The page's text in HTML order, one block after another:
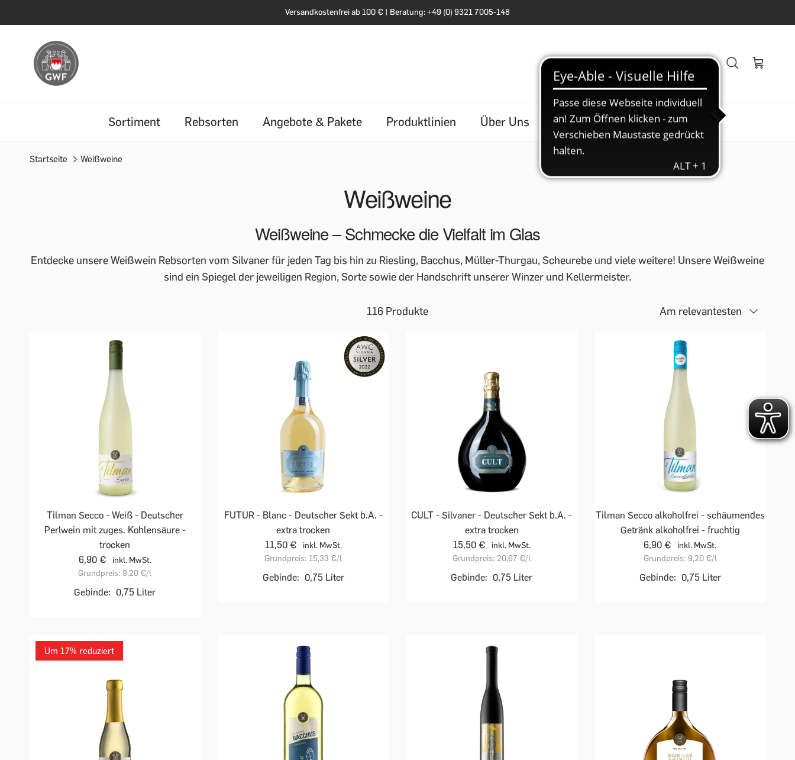
Versandkostenfrei ab 100 € | Beratung: +49 (0) 9321 7005-148
Sortiment Rebsorten Angebote & Pakete Produktlinien Über Uns Veranstaltungen Blog
Startseite Weißweine
Weißweine
Weißweine – Schmecke die Vielfalt im Glas
Entdecke unsere Weißwein Rebsorten vom Silvaner für jeden Tag bis hin zu Riesling, Bacchus, Müller-Thurgau, Scheurebe und viele weitere! Unsere Weißweine
sind ein Spiegel der jeweiligen Region, Sorte sowie der Handschrift unserer Winzer und Kellermeister.
116 Produkte Am relevantesten
Tilman Secco - Weiß - Deutscher
Perlwein mit zuges. Kohlensäure -
trocken
6,90 €
inkl. MwSt.
Grundpreis: 9,20 €/l
Gebinde: 0,75 Liter
FUTUR - Blanc - Deutscher Sekt b.A. -
extra trocken
11,50 €
inkl. MwSt.
Grundpreis: 15,33 €/l
Gebinde: 0,75 Liter
CULT - Silvaner - Deutscher Sekt b.A. -
extra trocken
15,50 €
inkl. MwSt.
Grundpreis: 20,67 €/l
Gebinde: 0,75 Liter
Tilman Secco alkoholfrei - schäumendes
Getränk alkoholfrei - fruchtig
6,90 €
inkl. MwSt.
Grundpreis: 9,20 €/l
Gebinde: 0,75 Liter
Um 17% reduziert